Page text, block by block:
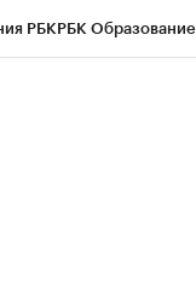
РБКРБК Образование